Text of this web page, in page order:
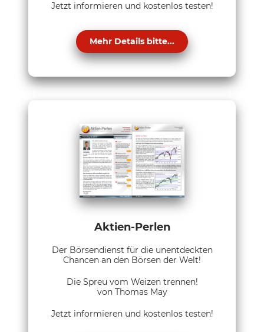
Jetzt informieren und kostenlos testen!
Mehr Details bitte...
Aktien-Perlen
Der Börsendienst für die unentdeckten
Chancen an den Börsen der Welt!
Die Spreu vom Weizen trennen!
von Thomas May
Jetzt informieren und kostenlos testen!